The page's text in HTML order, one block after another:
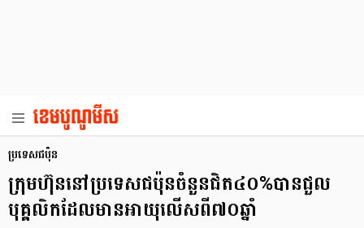
ប្រទេសជប៉ុន
ក្រុមហ៊ុននៅប្រទេសជប៉ុនចំនួនជិត៤០%បានជួល
បុគ្គលិកដែលមានអាយុលើសពី៧០ឆ្នាំ